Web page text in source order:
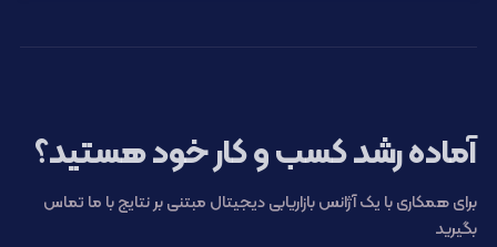
آماده رشد کسب و کار خود هستید؟
برای همکاری با یک آژانس بازاریابی دیجیتال مبتنی بر نتایج با ما تماس
بگیرید